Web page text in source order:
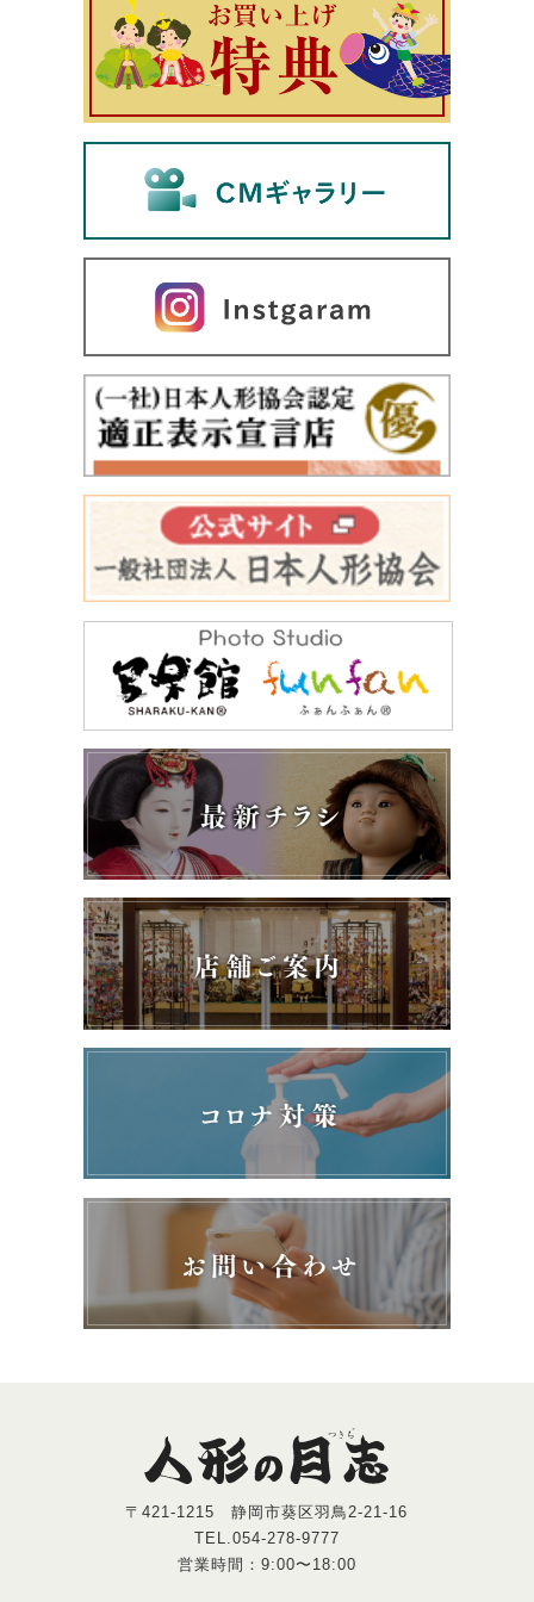
〒421-1215 静岡市葵区羽鳥2-21-16
TEL.054-278-9777
営業時間：9:00〜18:00